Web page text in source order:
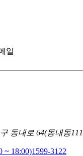
일
동내로 64(동내동
~ 18:00)1599-3122